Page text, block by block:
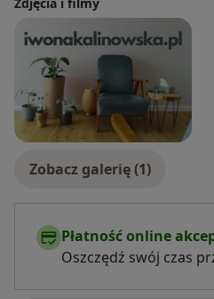
Zobacz galerię (1)
Płatność online
Oszczędź swój czas